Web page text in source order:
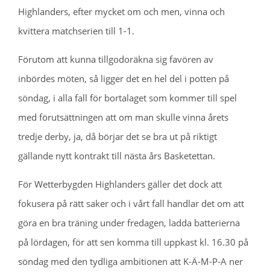
Highlanders, efter mycket om och men, vinna och
kvittera matchserien till 1-1.
Förutom att kunna tillgodoräkna sig favören av
inbördes möten, så ligger det en hel del i potten på
söndag, i alla fall för bortalaget som kommer till spel
med förutsättningen att om man skulle vinna årets
tredje derby, ja, då börjar det se bra ut på riktigt
gällande nytt kontrakt till nästa års Basketettan.
För Wetterbygden Highlanders gäller det dock att
fokusera på rätt saker och i vårt fall handlar det om att
göra en bra träning under fredagen, ladda batterierna
på lördagen, för att sen komma till uppkast kl. 16.30 på
söndag med den tydliga ambitionen att K-Ä-M-P-A ner